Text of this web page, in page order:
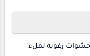
رغوية لملء